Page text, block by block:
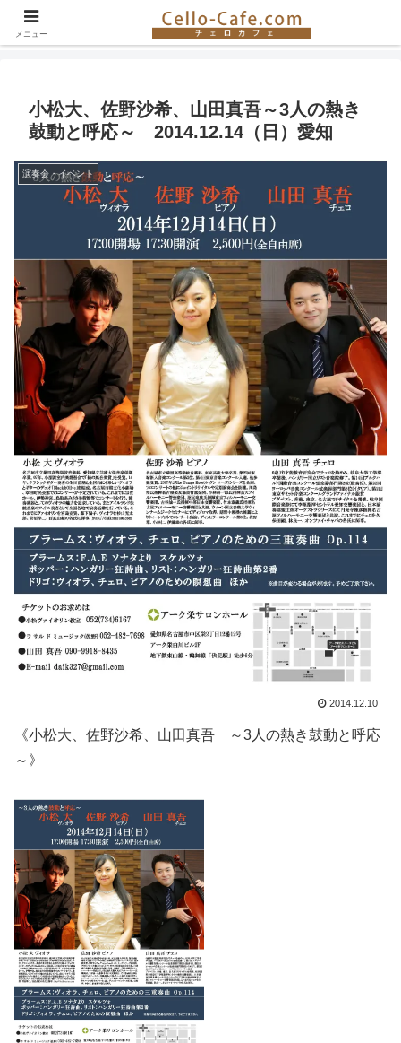
チェロ奏者やチェロ教室の紹介、イベント情報など。チェロの楽しさを伝える
サイト！
小松大、佐野沙希、山田真吾～3人の熱き
鼓動と呼応～ 2014.12.14（日）愛知
演奏会・イベント
2014.12.10
《小松大、佐野沙希、山田真吾 ～3人の熱き鼓動と呼応
～》
メニュー